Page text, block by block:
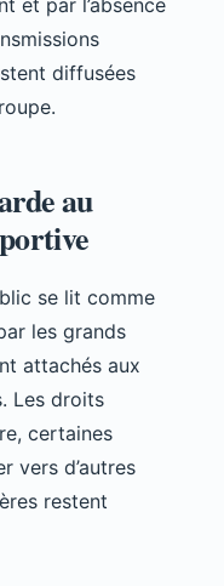
diffusées
au
se lit comme
les grands
attachés aux
Les droits
certaines
vers d’autres
restent